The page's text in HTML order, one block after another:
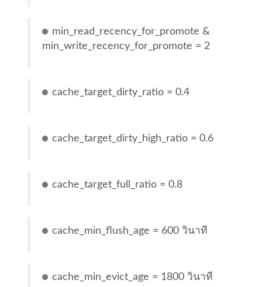
min_read_recency_for_promote &
min_write_recency_for_promote = 2
cache_target_dirty_ratio = 0.4
cache_target_dirty_high_ratio = 0.6
cache_target_full_ratio = 0.8
cache_min_flush_age = 600 วินาที
cache_min_evict_age = 1800 วินาที